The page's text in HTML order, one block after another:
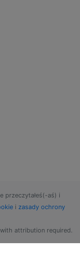
przeczytałeś(-aś) i
i zasady ochrony
with attribution required.